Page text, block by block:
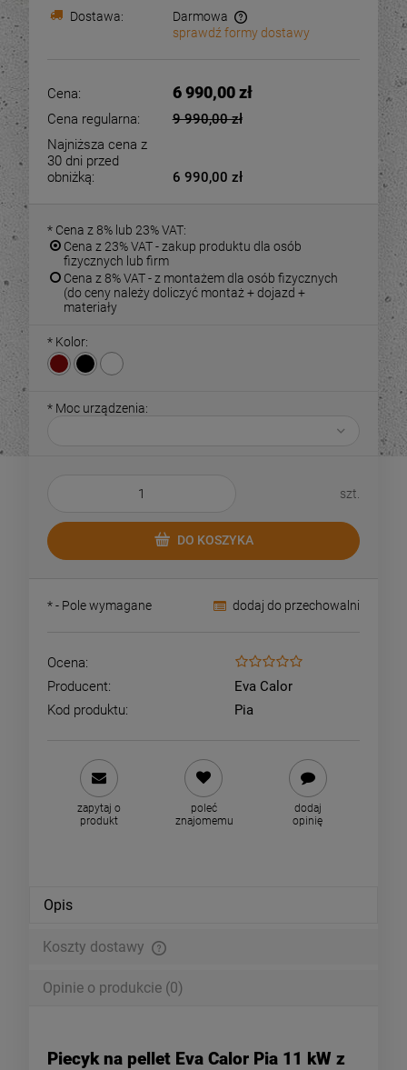
Dostawa:
Darmowa
Cena nie zawiera ewentualnych kosztów płatności
sprawdź formy dostawy
Cena: 6 990,00 zł
Cena regularna:
9 990,00 zł
Najniższa cena z
30 dni przed
obniżką:
6 990,00 zł
* Cena z 8% lub 23% VAT:
Cena z 23% VAT - zakup produktu dla osób
fizycznych lub firm
Cena z 8% VAT - z montażem dla osób fizycznych
(do ceny należy doliczyć montaż + dojazd +
materiały
* Kolor:
* Moc urządzenia:
szt.
DO KOSZYKA
dodaj do przechowalni
*- Pole wymagane
Ocena:
Producent:
Eva Calor
Kod produktu:
Pia
zapytaj o
produkt
poleć
znajomemu
dodaj
opinię
Opis
Koszty dostawy
Opinie o produkcie (0)
Piecyk na pellet Eva Calor Pia 11 kW z